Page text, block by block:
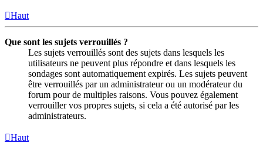
Haut
Que sont les sujets verrouillés ?
Les sujets verrouillés sont des sujets dans lesquels les
utilisateurs ne peuvent plus répondre et dans lesquels les
sondages sont automatiquement expirés. Les sujets peuvent
être verrouillés par un administrateur ou un modérateur du
forum pour de multiples raisons. Vous pouvez également
verrouiller vos propres sujets, si cela a été autorisé par les
administrateurs.
Haut